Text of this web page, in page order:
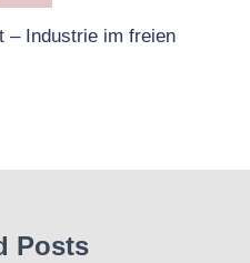
– Industrie im freien
Posts